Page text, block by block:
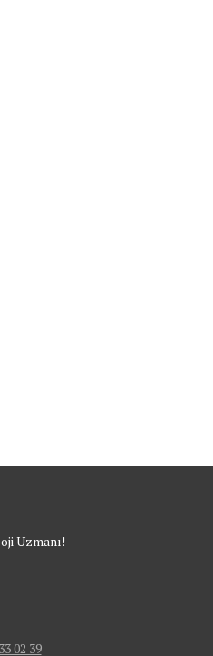
Uzmanı!
02 39